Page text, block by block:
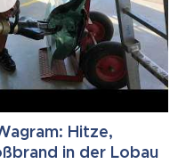
Hitze,
in der Lobau